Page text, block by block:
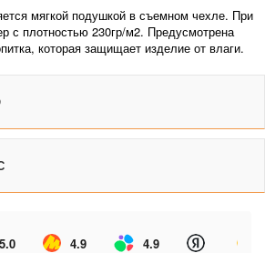
мягкой подушкой в съемном чехле. При
с плотностью 230гр/м2. Предусмотрена
которая защищает изделие от влаги.
5.0 4.9 4.9